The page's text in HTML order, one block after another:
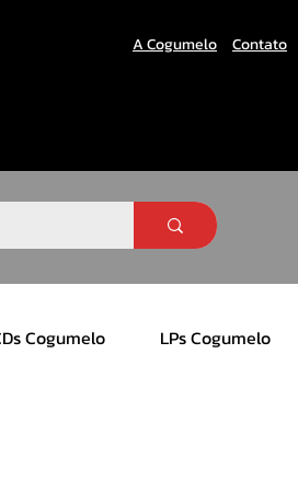
A Cogumelo Contato
Cogumelo LPs Cogumelo